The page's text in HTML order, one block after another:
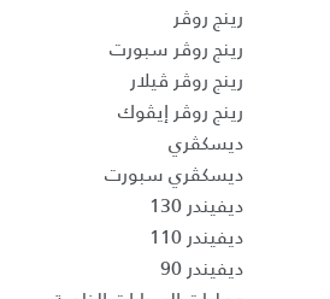
رينج روڤر
رينج روڤر سبورت
رينج روڤر ڤيلار
رينج روڤر إيڤوك
ديسكڤري
ديسكڤري سبورت
ديفيندر 130
ديفيندر 110
ديفيندر 90